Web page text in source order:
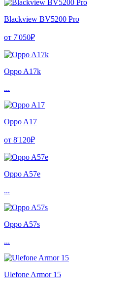
Blackview BV5200 Pro
от 7'050₽
Oppo A17k
...
Oppo A17
от 8'120₽
Oppo A57e
...
Oppo A57s
...
Ulefone Armor 15